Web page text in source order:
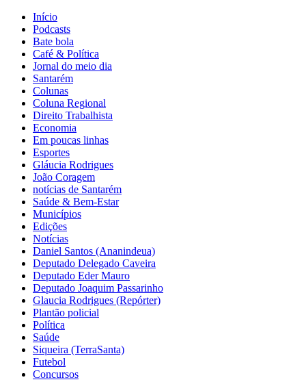
Início
Podcasts
Bate bola
Café & Política
Jornal do meio dia
Santarém
Colunas
Coluna Regional
Direito Trabalhista
Economia
Em poucas linhas
Esportes
Gláucia Rodrigues
João Coragem
notícias de Santarém
Saúde & Bem-Estar
Municípios
Edições
Notícias
Daniel Santos (Ananindeua)
Deputado Delegado Caveira
Deputado Eder Mauro
Deputado Joaquim Passarinho
Glaucia Rodrigues (Repórter)
Plantão policial
Política
Saúde
Siqueira (TerraSanta)
Futebol
Concursos